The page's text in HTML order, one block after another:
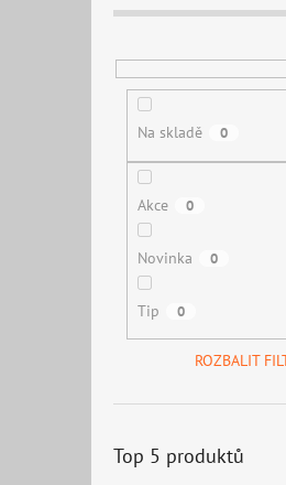
Na skladě 0
Akce 0
Novinka 0
Tip 0
ROZBALIT
Top 5 produktů